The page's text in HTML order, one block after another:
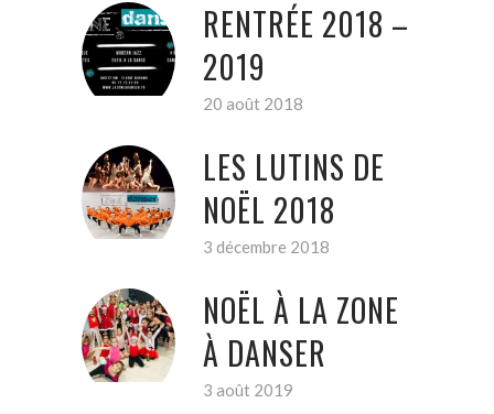
RENTRÉE 2018 –
2019
20 août 2018
LES LUTINS DE
NOËL 2018
3 décembre 2018
NOËL À LA ZONE
À DANSER
3 août 2019